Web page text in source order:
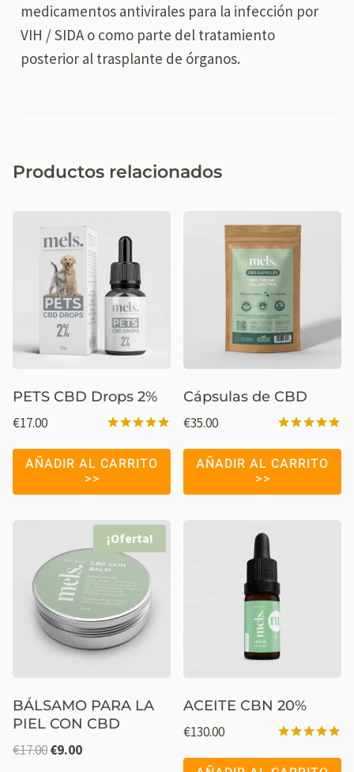
medicamentos antivirales para la infección por
VIH / SIDA o como parte del tratamiento
posterior al trasplante de órganos.
Productos relacionados
PETS CBD Drops 2%
5.00
€17.00
AÑADIR AL CARRITO
Cápsulas de CBD
4.76
€35.00
AÑADIR AL CARRITO
¡Oferta!
BÁLSAMO PARA LA
PIEL CON CBD
€17.00€9.00
ACEITE CBN 20%
€130.00